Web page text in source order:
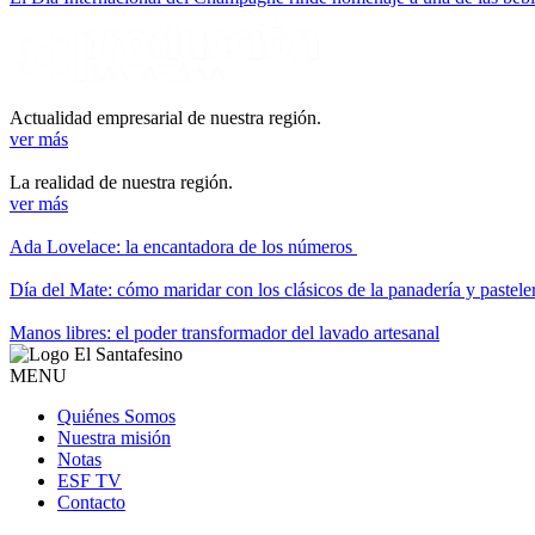
Actualidad empresarial de nuestra región.
ver más
La realidad de nuestra región.
ver más
Ada Lovelace: la encantadora de los números
Día del Mate: cómo maridar con los clásicos de la panadería y
Manos libres: el poder transformador del lavado artesanal
MENU
Quiénes Somos
Nuestra misión
Notas
ESF TV
Contacto